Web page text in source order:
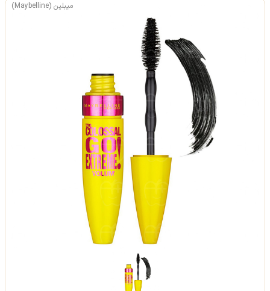
میبلین (Maybelline)